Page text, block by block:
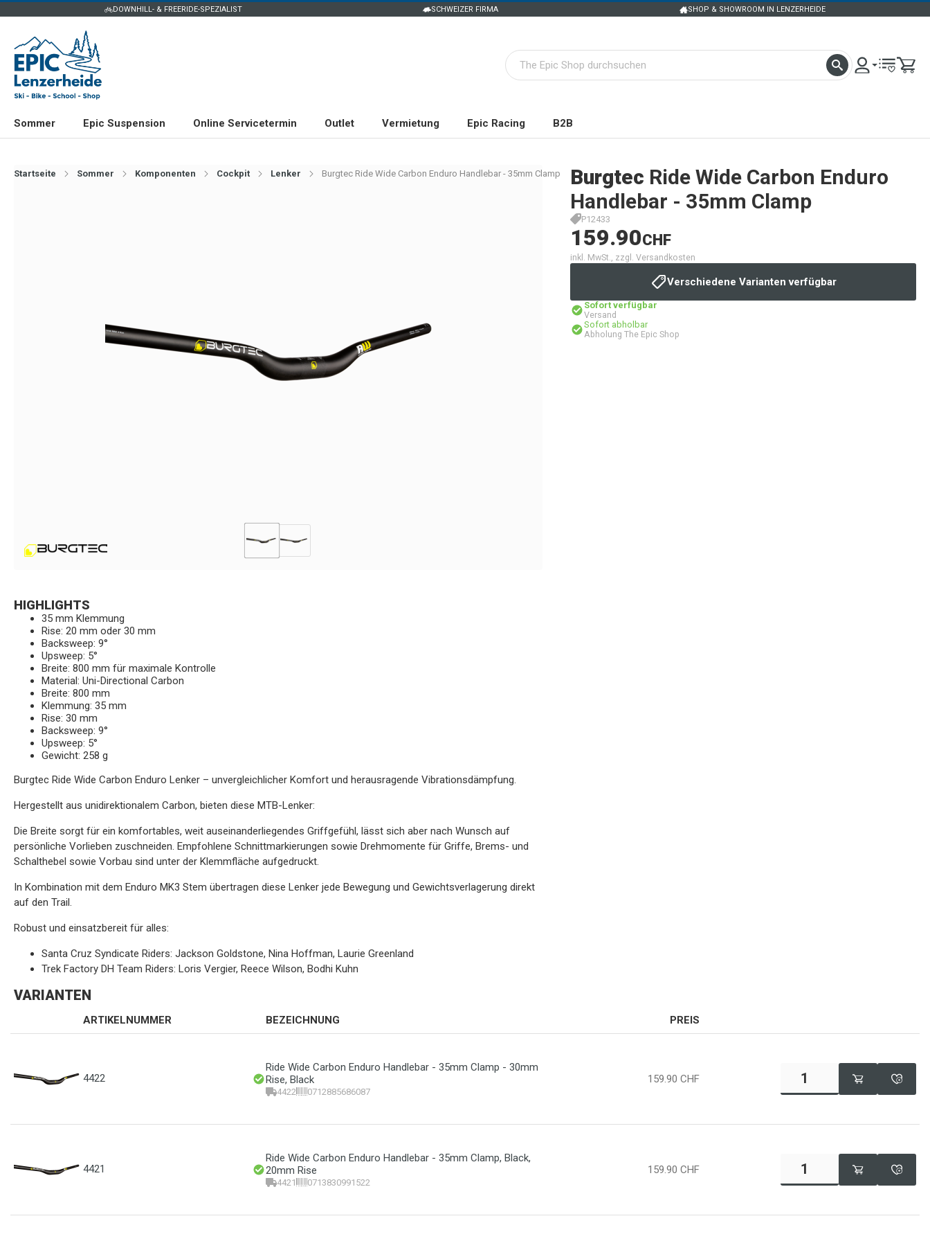
DOWNHILL- & FREERIDE-SPEZIALIST SCHWEIZER FIRMA SHOP & SHOWROOM IN LENZERHEIDE
Sommer Epic Suspension Online Servicetermin Outlet Vermietung Epic Racing B2B
Startseite Sommer Komponenten Cockpit Lenker Burgtec Ride Wide Carbon Enduro Handlebar - 35mm Clamp Burgtec Ride Wide Carbon Enduro
Handlebar - 35mm Clamp
P12433
159.90CHF
inkl. MwSt., zzgl. Versandkosten
Verschiedene Varianten verfügbar
Sofort verfügbar
Versand
Sofort abholbar
Abholung The Epic Shop
HIGHLIGHTS
35 mm Klemmung
Rise: 20 mm oder 30 mm
Backsweep: 9°
Upsweep: 5°
Breite: 800 mm für maximale Kontrolle
Material: Uni-Directional Carbon
Breite: 800 mm
Klemmung: 35 mm
Rise: 30 mm
Backsweep: 9°
Upsweep: 5°
Gewicht: 258 g
Burgtec Ride Wide Carbon Enduro Lenker – unvergleichlicher Komfort und herausragende Vibrationsdämpfung.
Hergestellt aus unidirektionalem Carbon, bieten diese MTB-Lenker:
Die Breite sorgt für ein komfortables, weit auseinanderliegendes Griffgefühl, lässt sich aber nach Wunsch auf
persönliche Vorlieben zuschneiden. Empfohlene Schnittmarkierungen sowie Drehmomente für Griffe, Brems- und
Schalthebel sowie Vorbau sind unter der Klemmfläche aufgedruckt.
In Kombination mit dem Enduro MK3 Stem übertragen diese Lenker jede Bewegung und Gewichtsverlagerung direkt
auf den Trail.
Robust und einsatzbereit für alles:
Santa Cruz Syndicate Riders: Jackson Goldstone, Nina Hoffman, Laurie Greenland
Trek Factory DH Team Riders: Loris Vergier, Reece Wilson, Bodhi Kuhn
VARIANTEN
ARTIKELNUMMER BEZEICHNUNG PREIS
4422
Ride Wide Carbon Enduro Handlebar - 35mm Clamp - 30mm
Rise, Black
4422 0712885686087
159.90 CHF
4421
Ride Wide Carbon Enduro Handlebar - 35mm Clamp, Black,
20mm Rise
4421 0713830991522
159.90 CHF